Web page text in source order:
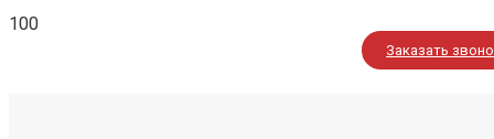
Заказать